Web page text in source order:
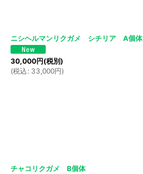
ニシヘルマンリクガメ シチリア A個体
30,000円(税別)
(税込 : 33,000円)
チャコリクガメ B個体